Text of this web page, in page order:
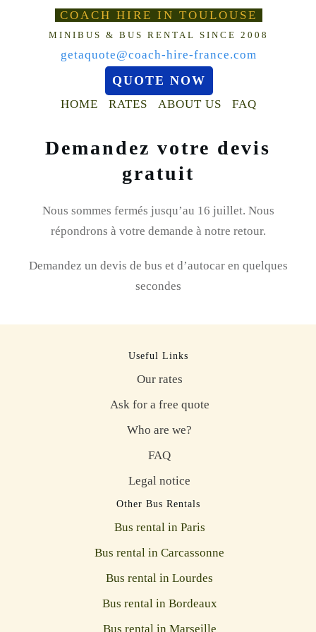
COACH HIRE IN TOULOUSE
MINIBUS & BUS RENTAL SINCE 2008
getaquote@coach-hire-france.com
QUOTE NOW
HOME RATES ABOUT US FAQ
Demandez votre devis
gratuit
Nous sommes fermés jusqu’au 16 juillet. Nous
répondrons à votre demande à notre retour.
Demandez un devis de bus et d’autocar en quelques
secondes
Useful Links
Our rates
Ask for a free quote
Who are we?
FAQ
Legal notice
Other Bus Rentals
Bus rental in Paris
Bus rental in Carcassonne
Bus rental in Lourdes
Bus rental in Bordeaux
Bus rental in Marseille